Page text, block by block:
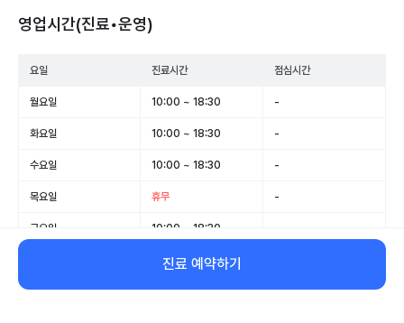
영업시간(진료•운영)
요일 진료시간 점심시간
월요일 10:00 ~ 18:30 -
화요일 10:00 ~ 18:30 -
수요일 10:00 ~ 18:30 -
목요일 휴무 -
금요일 10:00 ~ 18:30
10:00 ~ 15:30
일요일 휴무 -
진료 예약하기